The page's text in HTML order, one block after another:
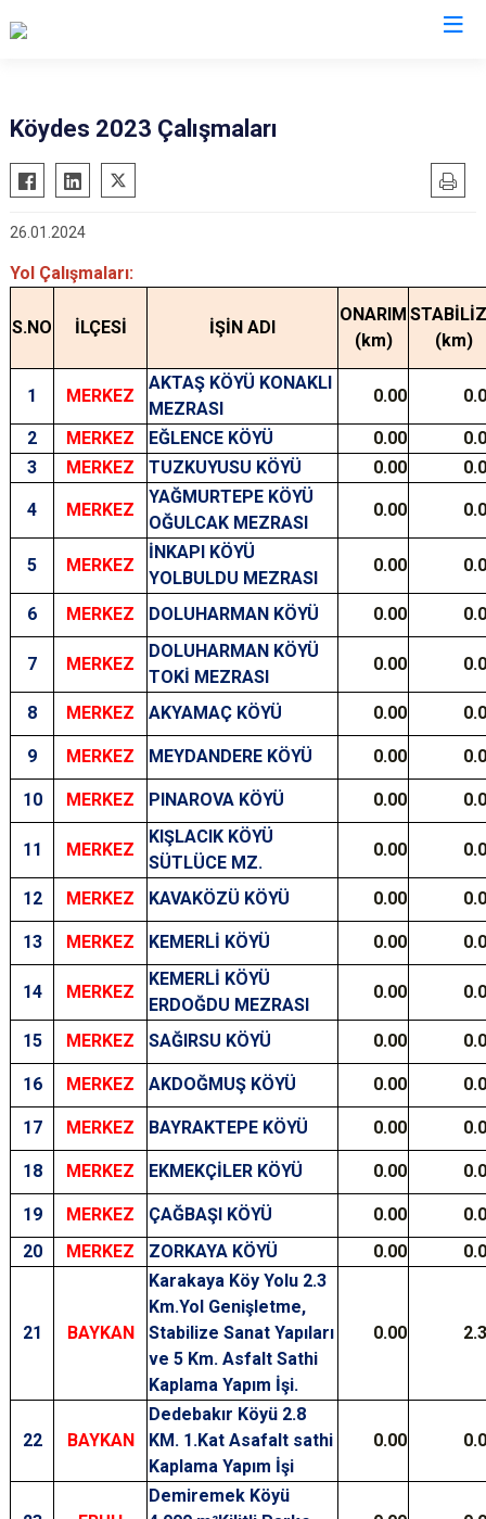
Köydes 2023 Çalışmaları
26.01.2024
Yol Çalışmaları:
S.NO İLÇESİ İŞİN ADI
ONARIM
(km)
(km)
1 MERKEZ
AKTAŞ KÖYÜ KONAKLI
MEZRASI
0.00
2 MERKEZ EĞLENCE KÖYÜ 0.00
3
MERKEZ TUZKUYUSU KÖYÜ 0.00
4 MERKEZ
YAĞMURTEPE KÖYÜ
OĞULCAK MEZRASI
0.00
5 MERKEZ
İNKAPI KÖYÜ
YOLBULDU MEZRASI
0.00
6 MERKEZ DOLUHARMAN KÖYÜ 0.00
7 MERKEZ
DOLUHARMAN KÖYÜ
TOKİ MEZRASI
0.00
8 MERKEZ AKYAMAÇ KÖYÜ 0.00
9 MERKEZ MEYDANDERE KÖYÜ 0.00
10 MERKEZ PINAROVA KÖYÜ 0.00
11 MERKEZ
KIŞLACIK KÖYÜ
SÜTLÜCE MZ.
0.00
12 MERKEZ KAVAKÖZÜ KÖYÜ 0.00
13 MERKEZ KEMERLİ KÖYÜ 0.00
14 MERKEZ
KEMERLİ KÖYÜ
ERDOĞDU MEZRASI
0.00
15 MERKEZ SAĞIRSU KÖYÜ 0.00
16 MERKEZ AKDOĞMUŞ KÖYÜ 0.00
17 MERKEZ BAYRAKTEPE KÖYÜ 0.00
18 MERKEZ EKMEKÇİLER KÖYÜ 0.00
19 MERKEZ ÇAĞBAŞI KÖYÜ 0.00
20
MERKEZ ZORKAYA KÖYÜ 0.00
21 BAYKAN
Karakaya Köy Yolu 2.3
Km.Yol Genişletme,
Stabilize Sanat Yapıları
ve 5 Km. Asfalt Sathi
Kaplama Yapım İşi.
0.00
22 BAYKAN
Dedebakır Köyü 2.8
KM. 1.Kat Asafalt sathi
Kaplama Yapım İşi
0.00
Demiremek Köyü